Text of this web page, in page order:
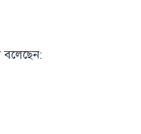
বলেছেন: